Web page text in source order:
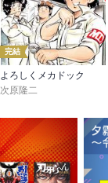
完結
よろしくメカドック
次原隆二